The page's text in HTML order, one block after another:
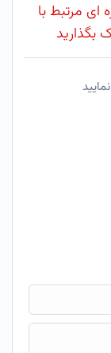
ای مرتبط با
بگذارید